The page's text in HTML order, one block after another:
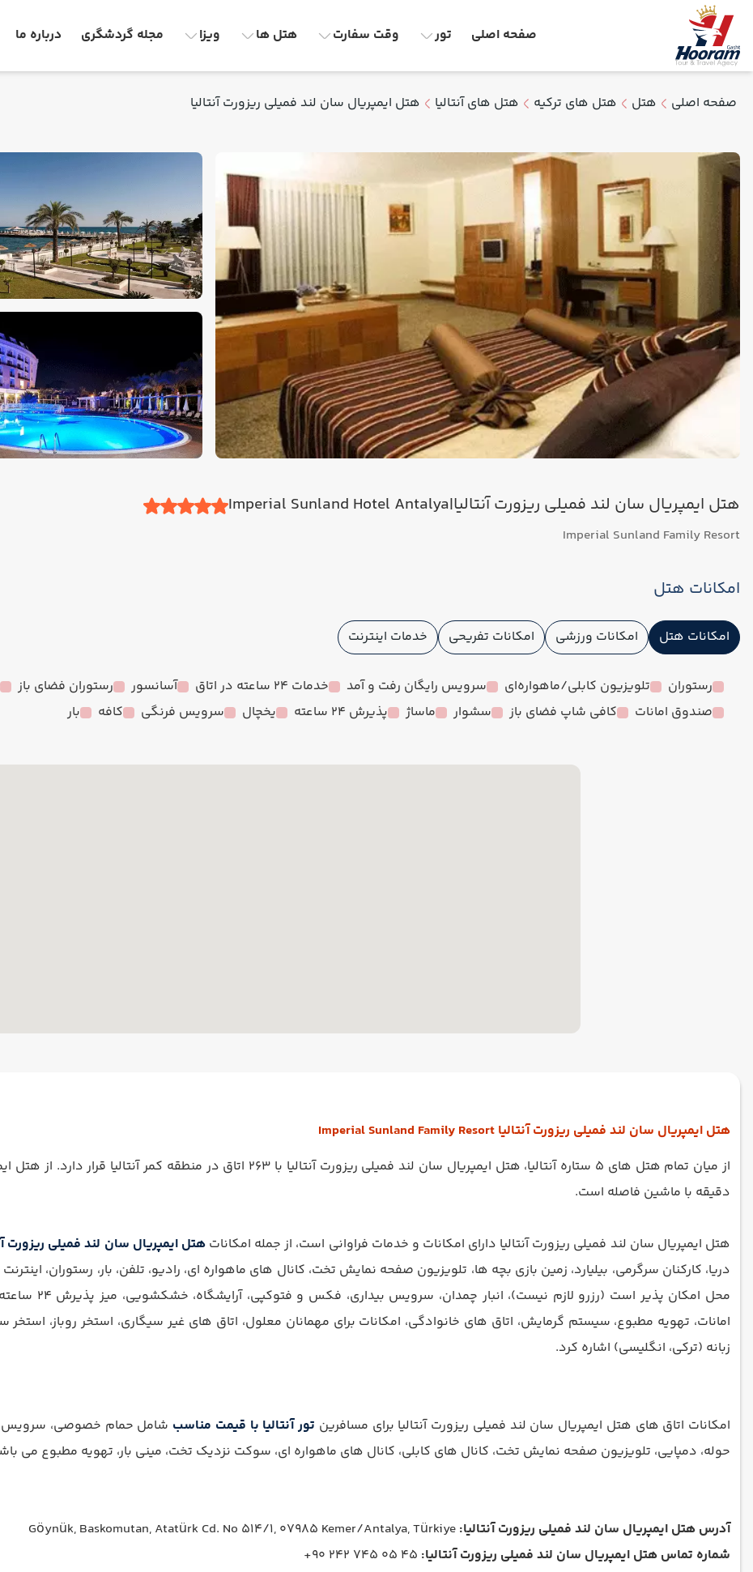
صفحه اصلی تور وقت سفارت هتل ها ویزا مجله گردشگری درباره ما
صفحه اصلی هتل هتل های ترکیه هتل های آنتالیا هتل ایمپریال سان لند فمیلی ریزورت آنتالیا
هتل ایمپریال سان لند فمیلی ریزورت آنتالیا|Imperial Sunland Hotel Antalya
Imperial Sunland Family Resort
امکانات هتل
امکانات هتل امکانات ورزشی امکانات تفریحی خدمات اینترنت
رستوران تلویزیون کابلی/ماهواره‌ای سرویس رایگان رفت و آمد خدمات 24 ساعته در اتاق آسانسور رستوران فضای باز
صندوق امانات
کافی شاپ فضای باز سشوار ماساژ پذیرش 24 ساعته یخچال سرویس فرنگی کافه بار
هتل ایمپریال سان لند فمیلی ریزورت آنتالیا Imperial Sunland Family Resort
دقیقه با ماشین فاصله است.
هتل ایمپریال سان لند فمیلی ریزورت آنتالیا دارای امکانات و خدمات فراوانی است، از جمله امکاناتهتل ایمپریال سان لند فمیلی ریزورت
دریا، کارکنان سرگرمی، بیلیارد، زمین بازی بچه ها، تلویزیون صفحه نمایش تخت، کانال های ماهواره ای، رادیو، تلفن، بار، رستوران،
محل امکان
امانات، تهویه مطبوع، سیستم گرمایش، اتاق های خانوادگی، امکانات برای مهمانان معلول، اتاق های غیر سیگاری، استخر روباز، استخر
زبانه (ترکی، انگلیسی) اشاره کرد.
امکانات اتاق های هتل ایمپریال سان لند فمیلی ریزورت آنتالیا برای مسافرین تور آنتالیا با قیمت مناسب شامل حمام خصوصی، سرویس
حوله، دمپایی، تلویزیون صفحه نمایش تخت، کانال های کابلی، کانال های ماهواره ای، سوکت نزدیک تخت، مینی بار، تهویه مطبوع می
آدرس هتل ایمپریال سان لند فمیلی ریزورت آنتالیا:
شماره تماس هتل ایمپریال سان لند فمیلی ریزورت آنتالیا: